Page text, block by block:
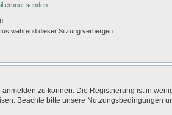
erneut senden
während dieser Sitzung verbergen
zu können. Die Registrierung ist in
Beachte bitte unsere